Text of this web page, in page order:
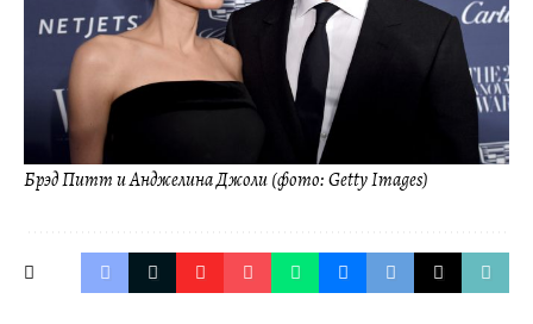
Брэд Питт и Анджелина Джоли (фото: Getty Images)